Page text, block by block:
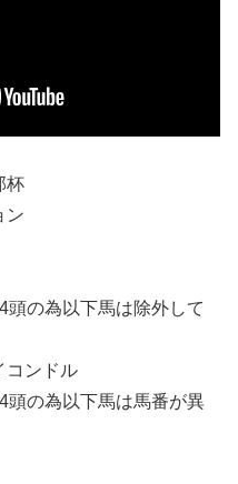
杯
ン
の為以下馬は除外して
コンドル
の為以下馬は馬番が異